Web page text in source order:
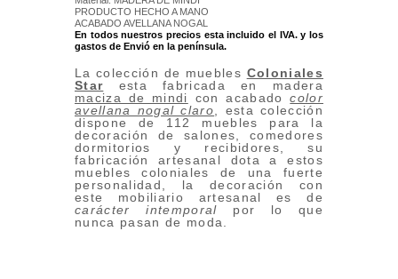
PRODUCTO HECHO A MANO
ACABADO AVELLANA NOGAL
En todos nuestros precios esta incluido el IVA. y los
gastos de Envió en la península.
La colección de muebles Coloniales
Star esta fabricada en madera
maciza de mindi
con acabadocolor
avellana nogal claro, esta colección
dispone de 112 muebles para la
decoración de salones, comedores
dormitorios y recibidores, su
fabricación artesanal dota a estos
muebles coloniales de una fuerte
personalidad, la decoración con
este mobiliario artesanal es de
carácter intemporal por lo que
nunca pasan de moda.